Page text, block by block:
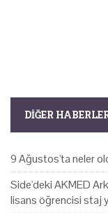
DIĞER
9 Ağustos'ta neler
Side'deki AKMED
lisans öğrencisi staj